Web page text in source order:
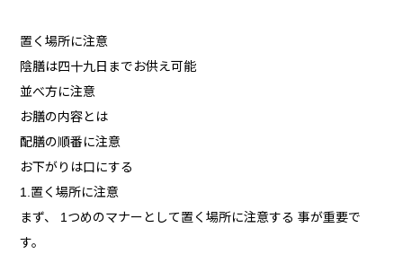
置く場所に注意
陰膳は四十九日までお供え可能
並べ方に注意
お膳の内容とは
配膳の順番に注意
お下がりは口にする
1.置く場所に注意
まず、 1つめのマナーとして置く場所に注意する 事が重要で
す。